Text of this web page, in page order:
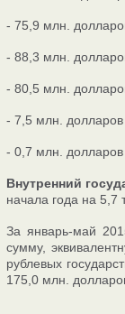
- 75,9 млн.
- 88,3 млн.
- 80,5 млн.
- 7,5 млн.
- 0,7 млн.
Внутренний
начала года на 5,7
За январь-май
сумму,
рублевых
175,0 млн.